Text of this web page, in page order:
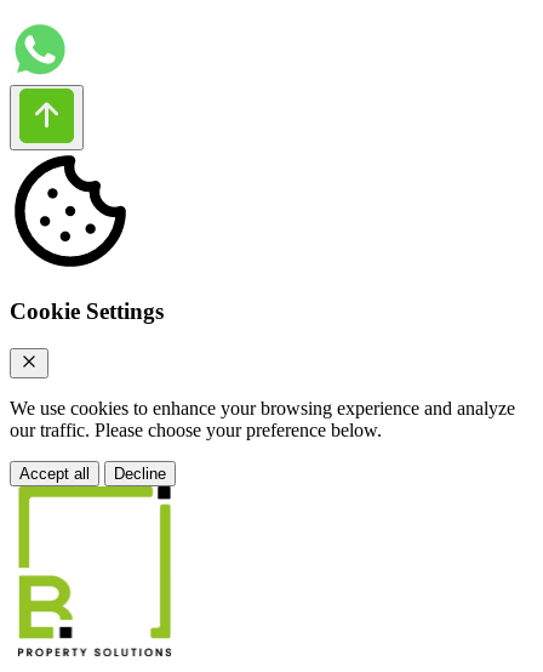
Cookie Settings
We use cookies to enhance your browsing experience and analyze
our traffic. Please choose your preference below.
Accept all Decline